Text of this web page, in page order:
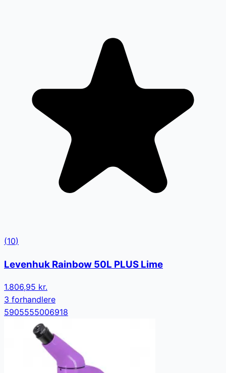
(10)
Levenhuk Rainbow 50L PLUS Lime
1.806,95 kr.
3 forhandlere
5905555006918